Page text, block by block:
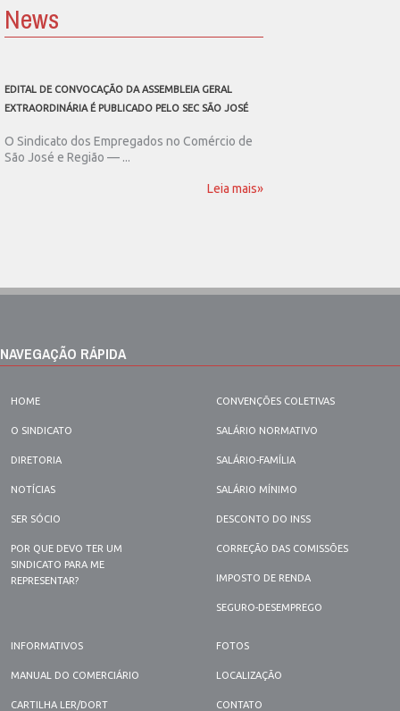
News
EDITAL DE CONVOCAÇÃO DA ASSEMBLEIA GERAL
EXTRAORDINÁRIA É PUBLICADO PELO SEC SÃO JOSÉ
O Sindicato dos Empregados no Comércio de
São José e Região — ...
Leia mais»
NAVEGAÇÃO RÁPIDA
HOME
O SINDICATO
DIRETORIA
NOTÍCIAS
SER SÓCIO
POR QUE DEVO TER UM
SINDICATO PARA ME
REPRESENTAR?
CONVENÇÕES COLETIVAS
SALÁRIO NORMATIVO
SALÁRIO-FAMÍLIA
SALÁRIO MÍNIMO
DESCONTO DO INSS
CORREÇÃO DAS COMISSÕES
IMPOSTO DE RENDA
SEGURO-DESEMPREGO
INFORMATIVOS
MANUAL DO COMERCIÁRIO
CARTILHA LER/DORT
FOTOS
LOCALIZAÇÃO
CONTATO